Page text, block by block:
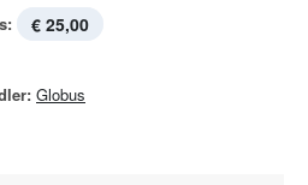
€ 25,00
Globus